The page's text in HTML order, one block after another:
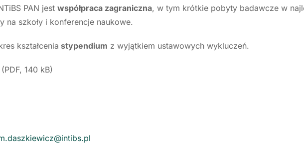
PAN jest współpraca zagraniczna, w tym krótkie pobyty badawcze w
szkoły i konferencje naukowe.
kształcenia stypendium z wyjątkiem ustawowych wykluczeń.
(PDF, 140 kB)